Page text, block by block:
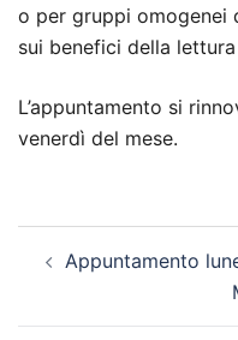
o per gruppi omogenei
sui benefici della
L’appuntamento si
venerdì del mese.
articolo
Appuntamento